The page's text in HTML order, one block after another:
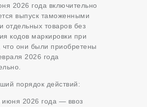
2026 года включительно
выпуск таможенными
отдельных товаров без
кодов маркировки при
что они были приобретены
2026 года
порядок действий:
июня 2026 года — ввоз